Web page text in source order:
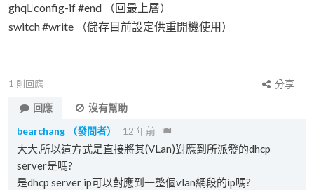
ghqconfig-if #end （回最上層）
switch #write （儲存目前設定供重開機使用）
1 則回應
分享
回應
沒有幫助
bearchang
（發問者） 12 年前
大大,所以這方式是直接將其(VLan)對應到所派發的dhcp
server是嗎?
是dhcp server ip可以對應到一整個vlan網段的ip嗎?